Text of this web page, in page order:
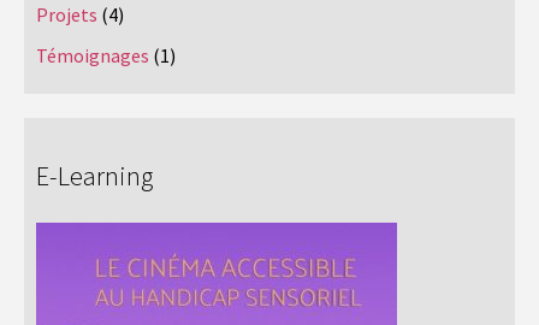
Projets (4)
Témoignages (1)
E-Learning